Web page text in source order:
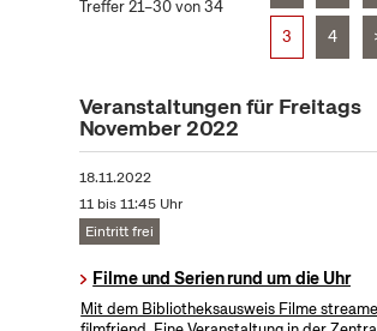
Treffer 21–30 von 34
3 4
Veranstaltungen für Freitags
November 2022
18.11.2022
11 bis 11:45 Uhr
Eintritt frei
Filme und Serien rund um die Uhr
Mit dem Bibliotheksausweis Filme